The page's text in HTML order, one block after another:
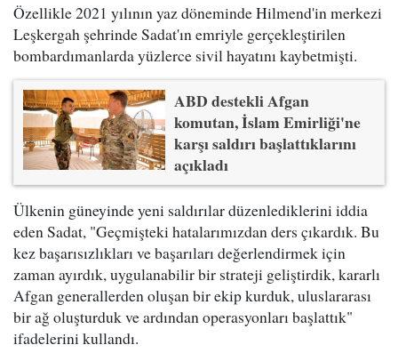
Özellikle 2021 yılının yaz döneminde Hilmend'in merkezi
Leşkergah şehrinde Sadat'ın emriyle gerçekleştirilen
bombardımanlarda yüzlerce sivil hayatını kaybetmişti.
ABD destekli Afgan
komutan, İslam Emirliği'ne
karşı saldırı başlattıklarını
açıkladı
Ülkenin güneyinde yeni saldırılar düzenlediklerini iddia
eden Sadat, "Geçmişteki hatalarımızdan ders çıkardık. Bu
kez başarısızlıkları ve başarıları değerlendirmek için
zaman ayırdık, uygulanabilir bir strateji geliştirdik, kararlı
Afgan generallerden oluşan bir ekip kurduk, uluslararası
bir ağ oluşturduk ve ardından operasyonları başlattık"
ifadelerini kullandı.